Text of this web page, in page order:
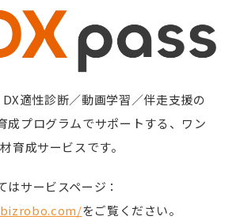
DX適性診断／動画学習／伴走支援の
成プログラムでサポートする、ワン
育成サービスです。
サービスページ：
をご覧ください。